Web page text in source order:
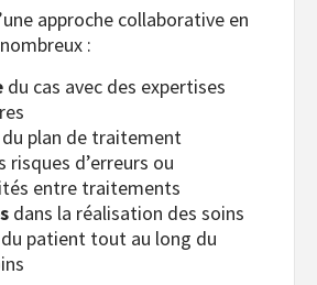
approche collaborative en
:
du cas avec des expertises
du plan de traitement
risques d’erreurs ou
entre traitements
dans la réalisation des soins
du patient tout au long du